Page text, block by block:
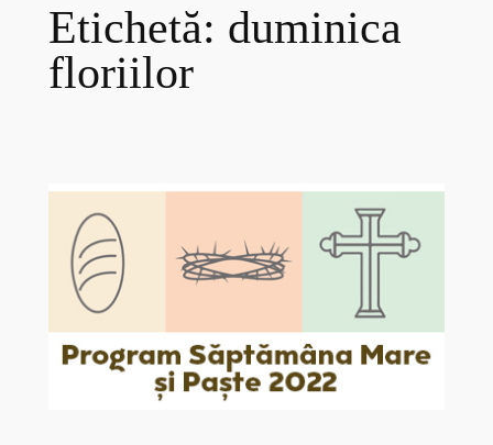
Etichetă: duminica
floriilor